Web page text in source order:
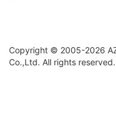
Copyright © 2005-2026
Co.,Ltd. All rights reserved.